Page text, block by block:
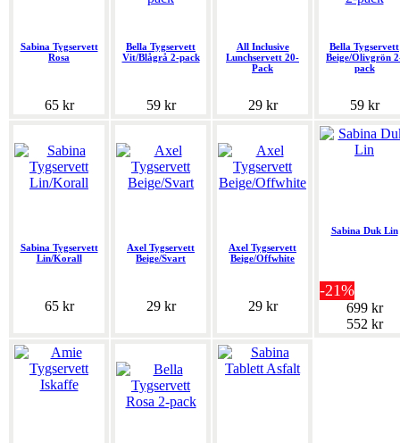
Sabina Tygservett
Rosa
65 kr
Bella Tygservett
Vit/Blågrå 2-pack
59 kr
All Inclusive
Lunchservett 20-
Pack
29 kr
Bella Tygservett
Beige/Olivgrön
pack
59 kr
Sabina Tygservett
Lin/Korall
65 kr
Axel Tygservett
Beige/Svart
29 kr
Axel Tygservett
Beige/Offwhite
29 kr
Sabina Duk Lin
-21%
699 kr
552 kr